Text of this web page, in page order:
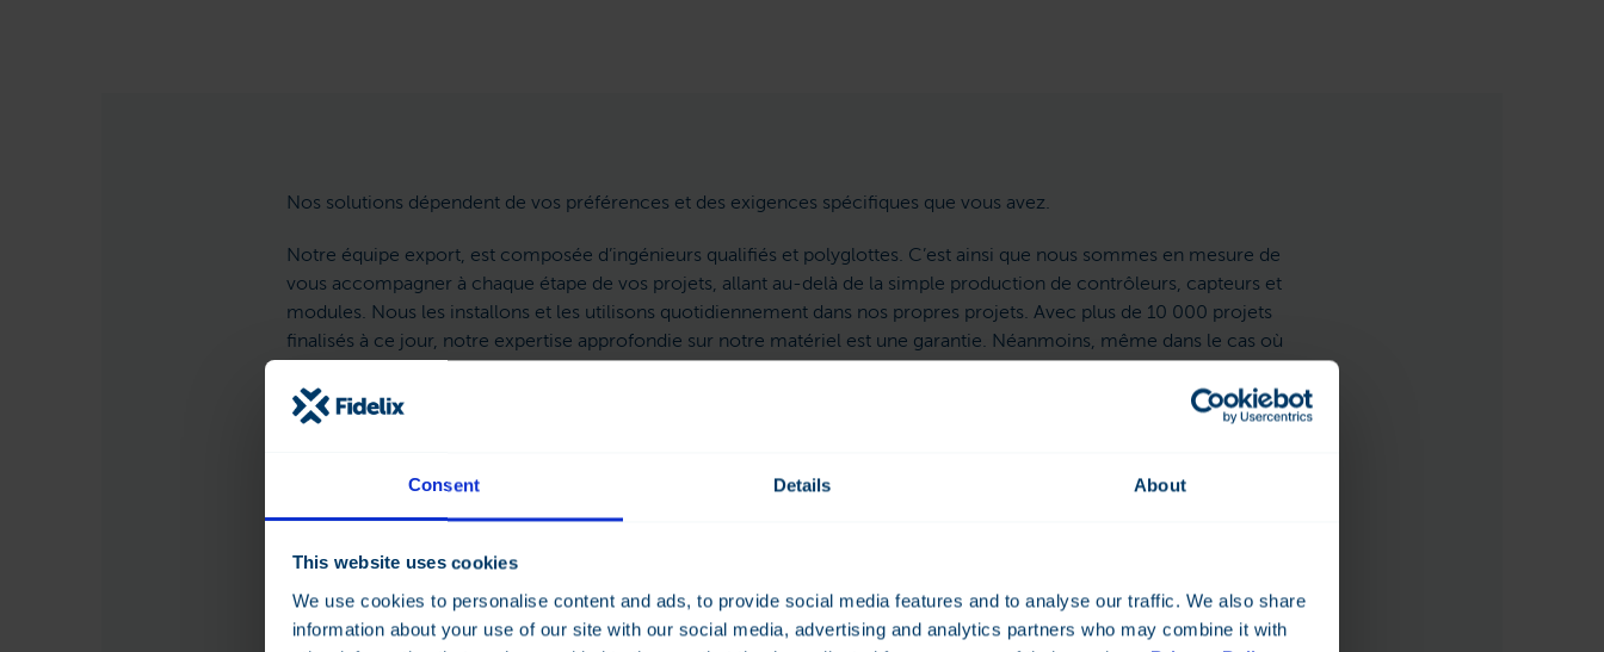
Consent Details About
This website uses cookies
We use cookies to personalise content and ads, to provide social media features and to analyse our traffic. We also share
information about your use of our site with our social media, advertising and analytics partners who may combine it with
Nos solutions dépendent de vos préférences et des exigences spécifiques que vous avez.
Notre équipe export, est composée d’ingénieurs qualifiés et polyglottes. C’est ainsi que nous sommes en mesure de
vous accompagner à chaque étape de vos projets, allant au-delà de la simple production de contrôleurs, capteurs et
modules. Nous les installons et les utilisons quotidiennement dans nos propres projets. Avec plus de 10 000 projets
finalisés à ce jour, notre expertise approfondie sur notre matériel est une garantie. Néanmoins, même dans le cas où